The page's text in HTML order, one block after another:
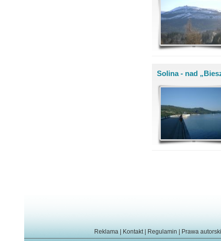
Solina - nad
Reklama Kontakt| Regulamin
Prawa